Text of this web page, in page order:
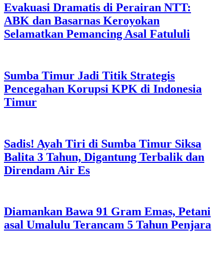
Evakuasi Dramatis di Perairan NTT:
ABK dan Basarnas Keroyokan
Selamatkan Pemancing Asal Fatululi
Sumba Timur Jadi Titik Strategis
Pencegahan Korupsi KPK di Indonesia
Timur
Sadis! Ayah Tiri di Sumba Timur Siksa
Balita 3 Tahun, Digantung Terbalik dan
Direndam Air Es
Diamankan Bawa 91 Gram Emas, Petani
asal Umalulu Terancam 5 Tahun Penjara